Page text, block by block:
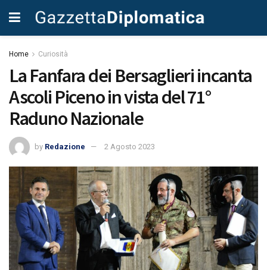
Home Curiosità
La Fanfara dei Bersaglieri incanta
Ascoli Piceno in vista del 71°
Raduno Nazionale
by Redazione 2 Agosto 2023